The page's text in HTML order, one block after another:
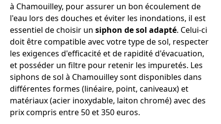
à Chamouilley, pour assurer un bon écoulement de
l'eau lors des douches et éviter les inondations, il est
essentiel de choisir un siphon de sol adapté. Celui-ci
doit être compatible avec votre type de sol, respecter
les exigences d'efficacité et de rapidité d'évacuation,
et posséder un filtre pour retenir les impuretés. Les
siphons de sol à Chamouilley sont disponibles dans
différentes formes (linéaire, point, caniveaux) et
matériaux (acier inoxydable, laiton chromé) avec des
prix compris entre 50 et 350 euros.